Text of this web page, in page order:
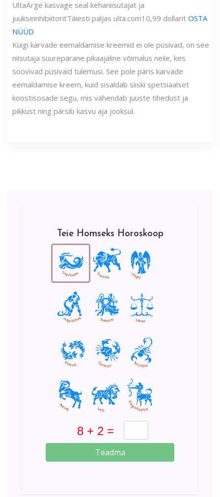
UltaÄrge kasvage seal kehaniisutajat ja
juukseinhibiitoritTäiesti paljas ulta.com10,99 dollarit OSTA
NÜÜD
Kuigi karvade eemaldamise kreemid ei ole püsivad, on see
niisutaja suurepärane pikaajaline võimalus neile, kes
soovivad püsivaid tulemusi. See pole päris karvade
eemaldamise kreem, kuid sisaldab siiski spetsiaalset
koostisosade segu, mis vähendab juuste tihedust ja
pikkust ning pärsib kasvu aja jooksul.
Teie Homseks Horoskoop
Teadma